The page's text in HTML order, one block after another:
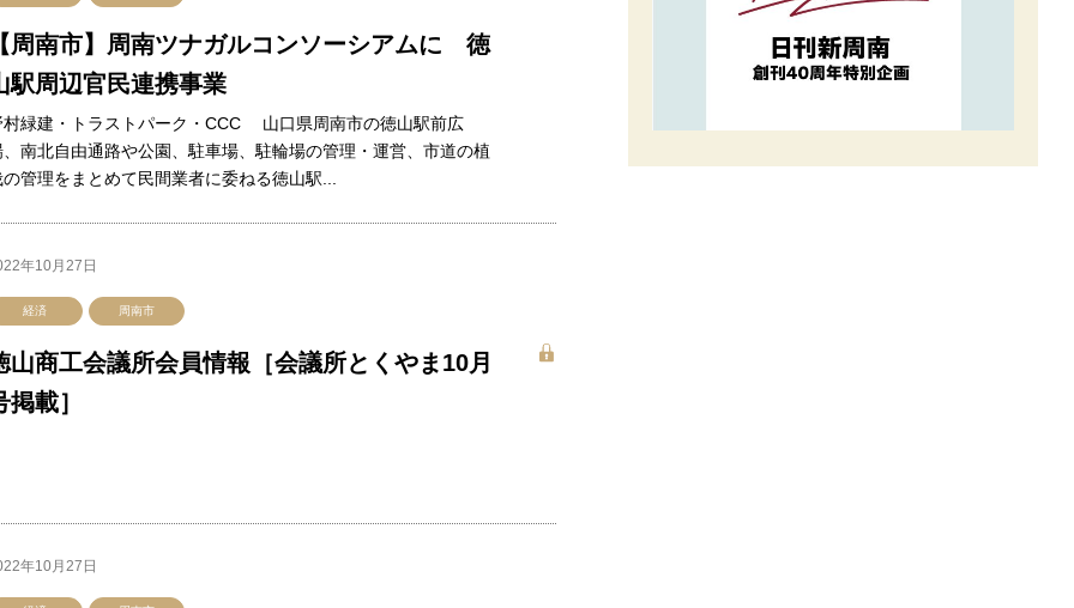
周南市】周南ツナガルコンソーシアムに 徳
駅周辺官民連携事業
村緑建・トラストパーク・CCC 山口県周南市の徳山駅前広
、南北自由通路や公園、駐車場、駐輪場の管理・運営、市道の植
管理をまとめて民間業者に委ねる徳山駅...
年10月27日
経済 周南市
山商工会議所会員情報［会議所とくやま10月
掲載］
年10月27日